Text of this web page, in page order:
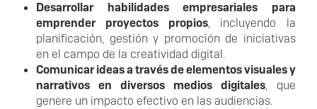
Desarrollar habilidades empresariales para
emprender proyectos propios, incluyendo la
planificación, gestión y promoción de iniciativas
en el campo de la creatividad digital.
Comunicar ideas a través de elementos visuales y
narrativos en diversos medios digitales, que
genere un impacto efectivo en las audiencias.